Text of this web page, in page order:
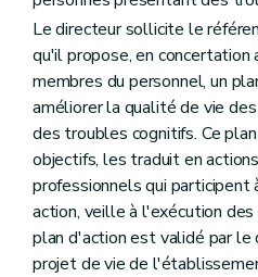
Le directeur sollicite le
qu'il propose, en concertation
membres du personnel, un
améliorer la qualité de vie
des troubles cognitifs. Ce
objectifs, les traduit en
professionnels qui participent
action, veille à l'exécution
plan d'action est validé par le
projet de vie de